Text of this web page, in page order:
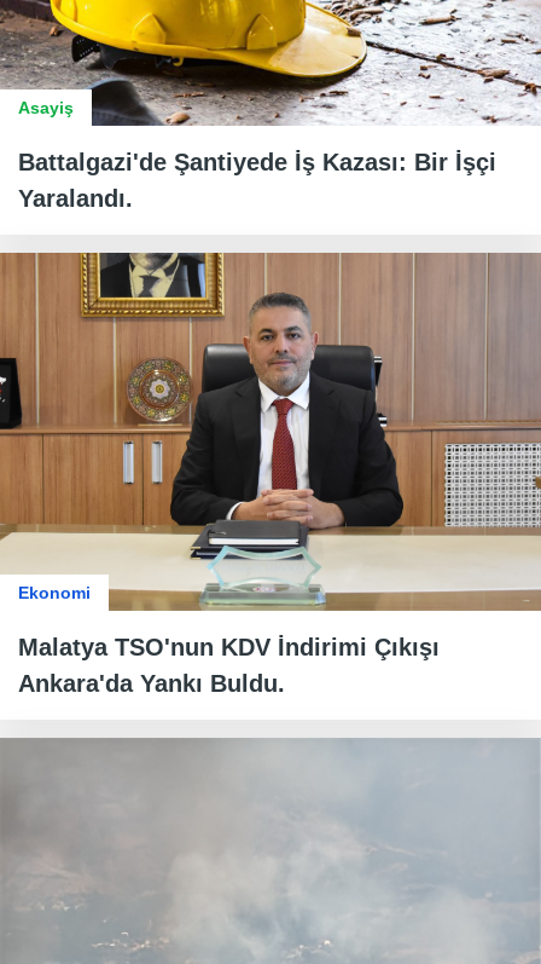
Asayiş
Battalgazi'de Şantiyede İş Kazası: Bir İşçi
Yaralandı.
Ekonomi
Malatya TSO'nun KDV İndirimi Çıkışı
Ankara'da Yankı Buldu.